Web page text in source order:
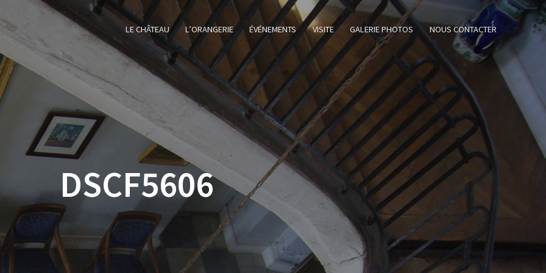
LE CHÂTEAU L’ORANGERIE ÉVÉNEMENTS VISITE GALERIE PHOTOS NOUS CONTACTER
DSCF5606